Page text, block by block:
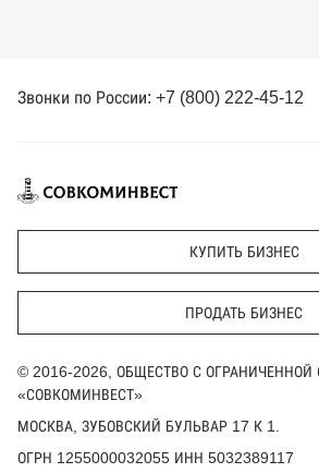
Звонки по России: +7 (800) 222-45-12
КУПИТЬ БИЗНЕС
ПРОДАТЬ БИЗНЕС
© 2016-2026, ОБЩЕСТВО С ОГРАНИЧЕННОЙ
«СОВКОМИНВЕСТ»
МОСКВА, ЗУБОВСКИЙ БУЛЬВАР 17 К 1.
ОГРН 1255000032055 ИНН 5032389117